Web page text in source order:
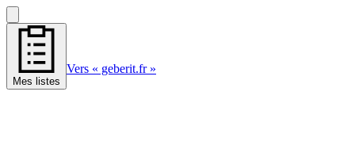
Mes listes
Vers « geberit.fr »